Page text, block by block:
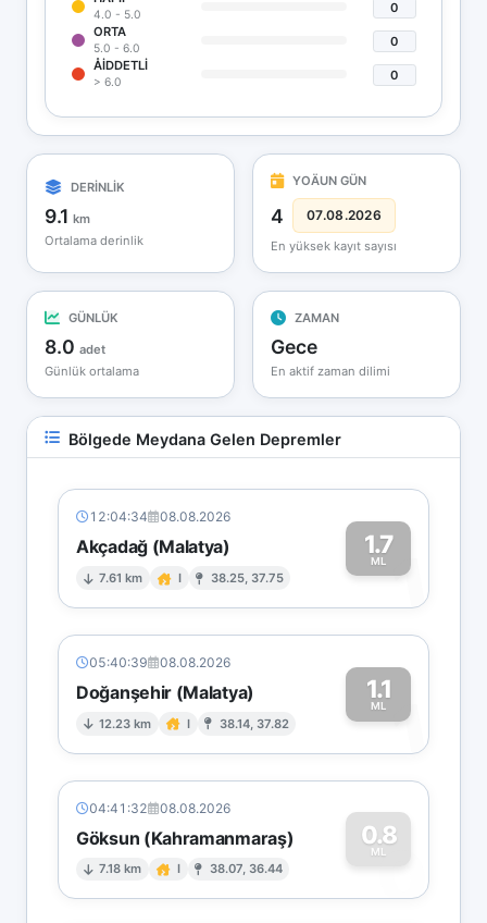
4.0 - 5.0
0
ORTA
5.0 - 6.0
0
ÅIDDETLI
> 6.0
0
DERİNLİK
9.1 km
Ortalama derinlik
YOÄUN GÜN
4 07.08.2026
En yüksek kayıt sayısı
GÜNLÜK
8.0 adet
Günlük ortalama
ZAMAN
Gece
En aktif zaman dilimi
Bölgede Meydana Gelen Depremler
12:04:34 08.08.2026
Akçadağ (Malatya)
7.61 km I 38.25, 37.75
1.7
ML 1
05:40:39 08.08.2026
Doğanşehir (Malatya)
12.23 km I 38.14, 37.82
1.1
ML1
04:41:32 08.08.2026
Göksun (Kahramanmaraş)
7.18 km I 38.07, 36.44
0.8
ML
0